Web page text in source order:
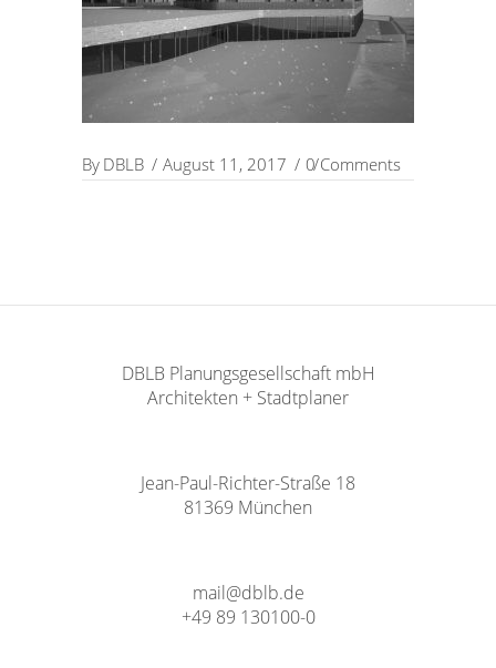
By DBLB August 11, 2017 0 Comments
DBLB Planungsgesellschaft mbH
Architekten + Stadtplaner
Jean-Paul-Richter-Straße 18
81369 München
mail@dblb.de
+49 89 130100-0